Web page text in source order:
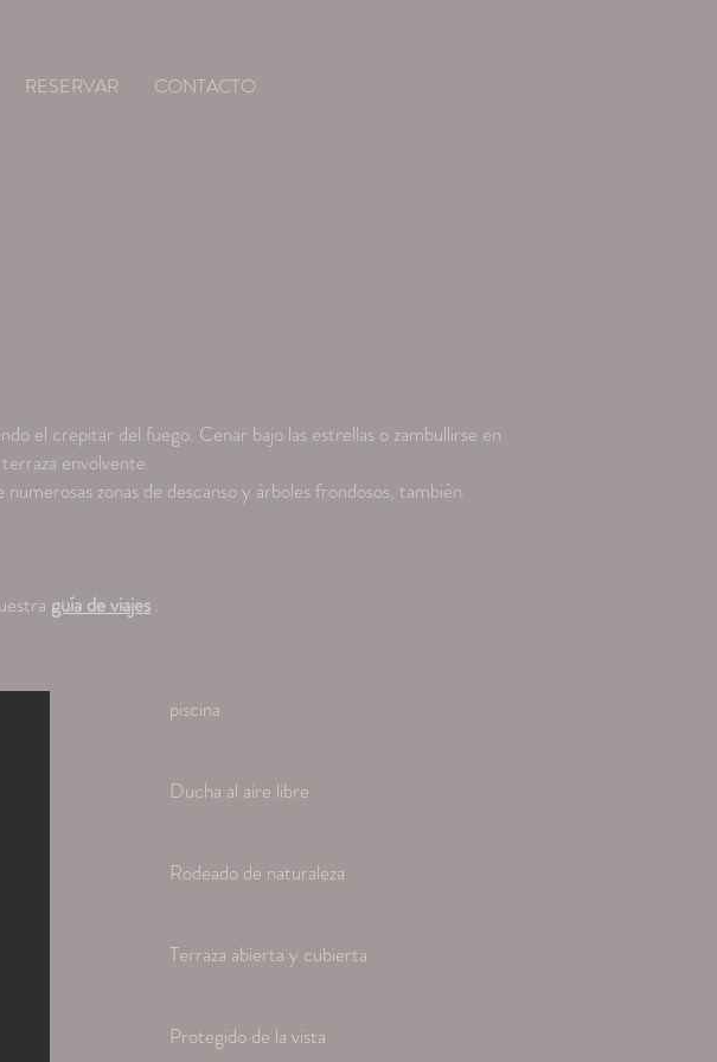
RESERVAR CONTACTO
el crepitar del fuego. Cenar bajo las estrellas o zambullirse en
envolvente.
zonas de descanso y árboles frondosos, también
guía de viajes .
piscina
Ducha al aire libre
Rodeado de naturaleza
Terraza abierta y cubierta
Protegido de la vista